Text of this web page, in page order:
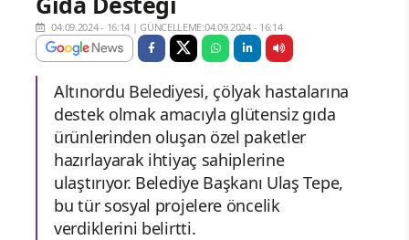
04.09.2024 - 16:14 |GÜNCELLEME:04.09.2024 - 16:14
Altınordu Belediyesi, çölyak hastalarına
destek olmak amacıyla glütensiz gıda
ürünlerinden oluşan özel paketler
hazırlayarak ihtiyaç sahiplerine
ulaştırıyor. Belediye Başkanı Ulaş Tepe,
bu tür sosyal projelere öncelik
verdiklerini belirtti.